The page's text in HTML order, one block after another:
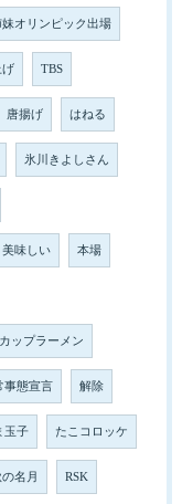
オリンピック出場
TBS
唐揚げ はねる
氷川きよしさん
美味しい 本場
カップラーメン
事態宣言 解除
玉子 たこコロッケ
名月 RSK